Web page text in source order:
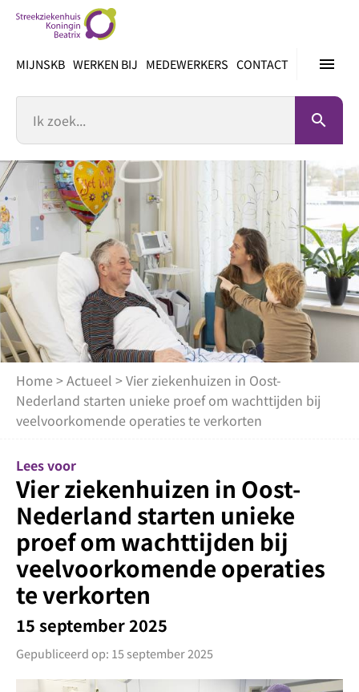
inhoud
menu
MIJNSKB WERKEN BIJ MEDEWERKERS CONTACT
search
Home >Actueel > Vier ziekenhuizen in Oost-
Nederland starten unieke proef om wachttijden bij
veelvoorkomende operaties te verkorten
Lees voor
Vier ziekenhuizen in Oost-
Nederland starten unieke
proef om wachttijden bij
veelvoorkomende operaties
te verkorten
15 september 2025
Gepubliceerd op: 15 september 2025